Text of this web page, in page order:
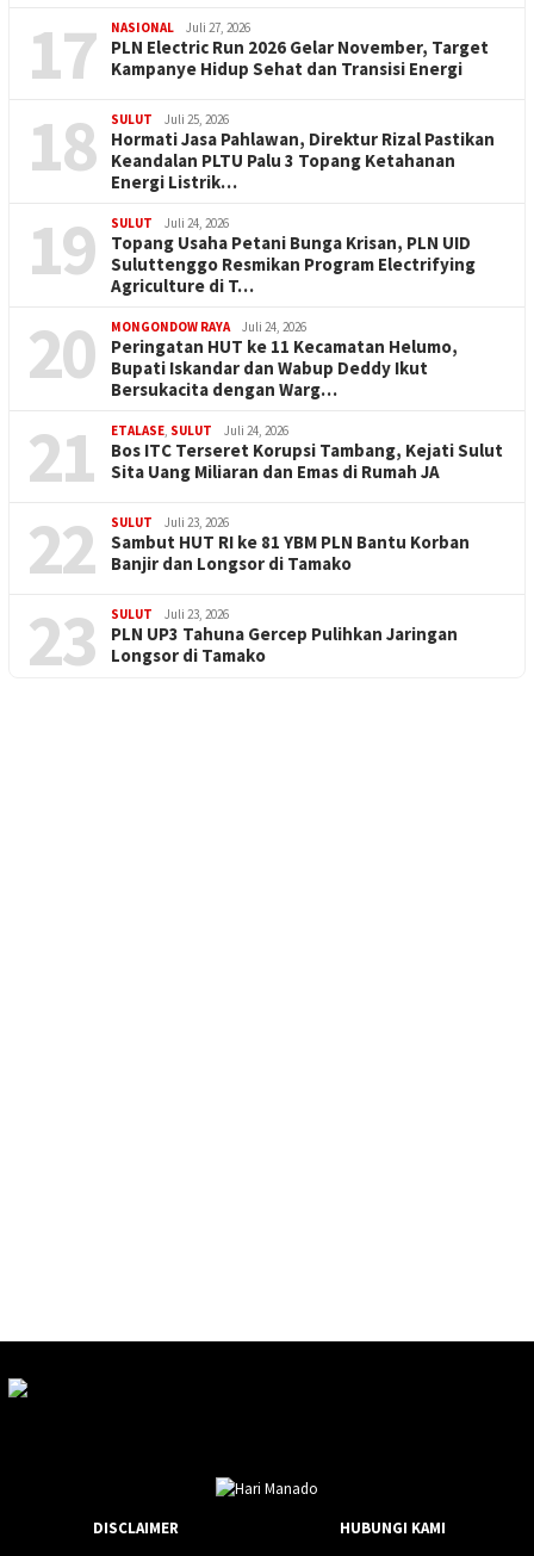
17 NASIONAL Juli 27, 2026
PLN Electric Run 2026 Gelar November, Target
Kampanye Hidup Sehat dan Transisi Energi
18 SULUT Juli 25, 2026
Hormati Jasa Pahlawan, Direktur Rizal Pastikan
Keandalan PLTU Palu 3 Topang Ketahanan
Energi Listrik…
19 SULUT Juli 24, 2026
Topang Usaha Petani Bunga Krisan, PLN UID
Suluttenggo Resmikan Program Electrifying
Agriculture di T…
20 MONGONDOW RAYA Juli 24, 2026
Peringatan HUT ke 11 Kecamatan Helumo,
Bupati Iskandar dan Wabup Deddy Ikut
Bersukacita dengan Warg…
21 ETALASE, SULUT Juli 24, 2026
Bos ITC Terseret Korupsi Tambang, Kejati Sulut
Sita Uang Miliaran dan Emas di Rumah JA
22 SULUT Juli 23, 2026
Sambut HUT RI ke 81 YBM PLN Bantu Korban
Banjir dan Longsor di Tamako
23 SULUT Juli 23, 2026
PLN UP3 Tahuna Gercep Pulihkan Jaringan
Longsor di Tamako
DISCLAIMER
HUBUNGI KAMI